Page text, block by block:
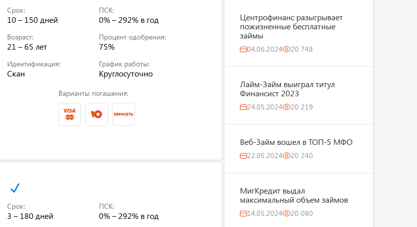
Срок:
10 – 150 дней
ПСК:
0% – 292% в год
Возраст:
21 – 65 лет
Процент одобрения:
75%
Идентификация:
Скан
График работы:
Круглосуточно
Варианты погашения:
Срок:
3 – 180 дней
ПСК:
0% – 292% в год
Центрофинанс разыгрывает
пожизненные бесплатные
займы
04.06.2024 20 748
Лайм-Займ выиграл титул
Финансист 2023
24.05.2024 20 219
Веб-Займ вошел в ТОП-5 МФО
22.05.2024 20 240
МигКредит выдал
максимальный объем займов
14.05.2024 20 080